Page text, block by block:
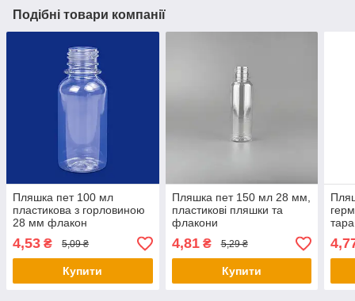
Подібні товари компанії
Пляшка пет 100 мл
пластикова з горловиною
28 мм флакон
4,53 ₴ 5,09 ₴
Купити
Пляшка пет 150 мл 28 мм,
пластикові пляшки та
флакони
4,81₴ 5,29 ₴
Купити
тара